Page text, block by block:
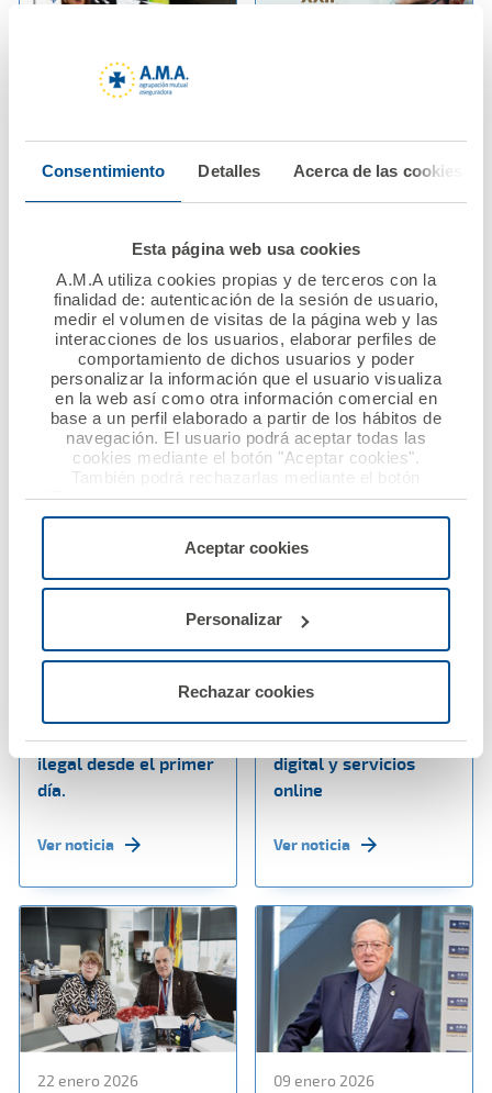
Consentimiento Detalles Acerca de las cookies
Esta página web usa cookies
A.M.A utiliza cookies propias y de terceros con la
finalidad de: autenticación de la sesión de usuario,
medir el volumen de visitas de la página web y las
interacciones de los usuarios, elaborar perfiles de
comportamiento de dichos usuarios y poder
personalizar la información que el usuario visualiza
en la web así como otra información comercial en
base a un perfil elaborado a partir de los hábitos de
navegación. El usuario podrá aceptar todas las
cookies mediante el botón "Aceptar cookies".
También podrá rechazarlas mediante el botón
"Rechazar", donde se rechazarán todas las cookies
menos las necesarias para permitir el acceso a los
configurarlas usando el botón “Personalizar".
Aceptar cookies
Personalizar
Rechazar cookies
apoyo a los
profesionales
Jornadas PostMIR del
Grupo CTO
Ver noticia
impulsa la
investigación
euros en la XXII
Edición de sus
Premios Científicos
Ver noticia
refuerza su seguro de
frente a la ocupación
ilegal desde el primer
día.
Ver noticia
A.M.A. refuerza su
posicionamiento como
una de las
mejor presencia
digital y servicios
online
Ver noticia
22 enero 2026 09 enero 2026